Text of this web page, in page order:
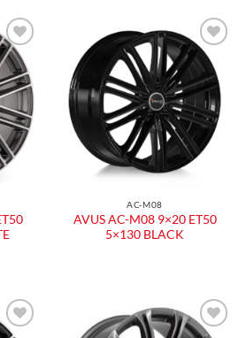
AC-M08
AVUS AC-M08 9×20 ET50
5×130 BLACK